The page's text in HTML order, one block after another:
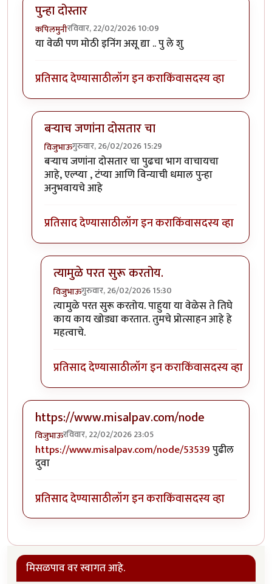
पुन्हा दोस्तार
कपिलमुनीरविवार, 22/02/2026 10:09
या वेळी पण मोठी इनिंग असू द्या .. पु ले शु
प्रतिसाद देण्यासाठीलॉग इन कराकिंवासदस्य व्हा
बर्‍याच जणांना दोसतार चा
विजुभाऊगुरुवार, 26/02/2026 15:29
In reply toपुन्हा दोस्तारbyकपिलमुनी
बर्‍याच जणांना दोसतार चा पुढचा भाग वाचायचा
आहे, एल्प्या , टंप्या आणि विन्याची धमाल पुन्हा
अनुभवायचे आहे
प्रतिसाद देण्यासाठीलॉग इन कराकिंवासदस्य व्हा
त्यामुळे परत सुरू करतोय.
विजुभाऊगुरुवार, 26/02/2026 15:30
In reply toबर्‍याच जणांना दोसतार चाbyविजुभाऊ
त्यामुळे परत सुरू करतोय. पाहुया या वेळेस ते तिघे
काय काय खोड्या करतात. तुमचे प्रोत्साहन आहे हे
महत्वाचे.
प्रतिसाद देण्यासाठीलॉग इन कराकिंवासदस्य व्हा
https://www.misalpav.com/node
विजुभाऊरविवार, 22/02/2026 23:05
https://www.misalpav.com/node/53539पुढील
दुवा
प्रतिसाद देण्यासाठीलॉग इन कराकिंवासदस्य व्हा
मिसळपाव वर स्वागत आहे.